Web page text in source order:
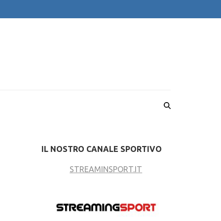
IL NOSTRO CANALE SPORTIVO
STREAMINSPORT.IT